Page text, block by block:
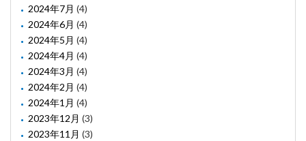
2024年7月 (4)
2024年6月 (4)
2024年5月 (4)
2024年4月 (4)
2024年3月 (4)
2024年2月 (4)
2024年1月 (4)
2023年12月 (3)
2023年11月 (3)